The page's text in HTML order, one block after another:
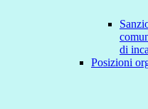
di
Posizioni